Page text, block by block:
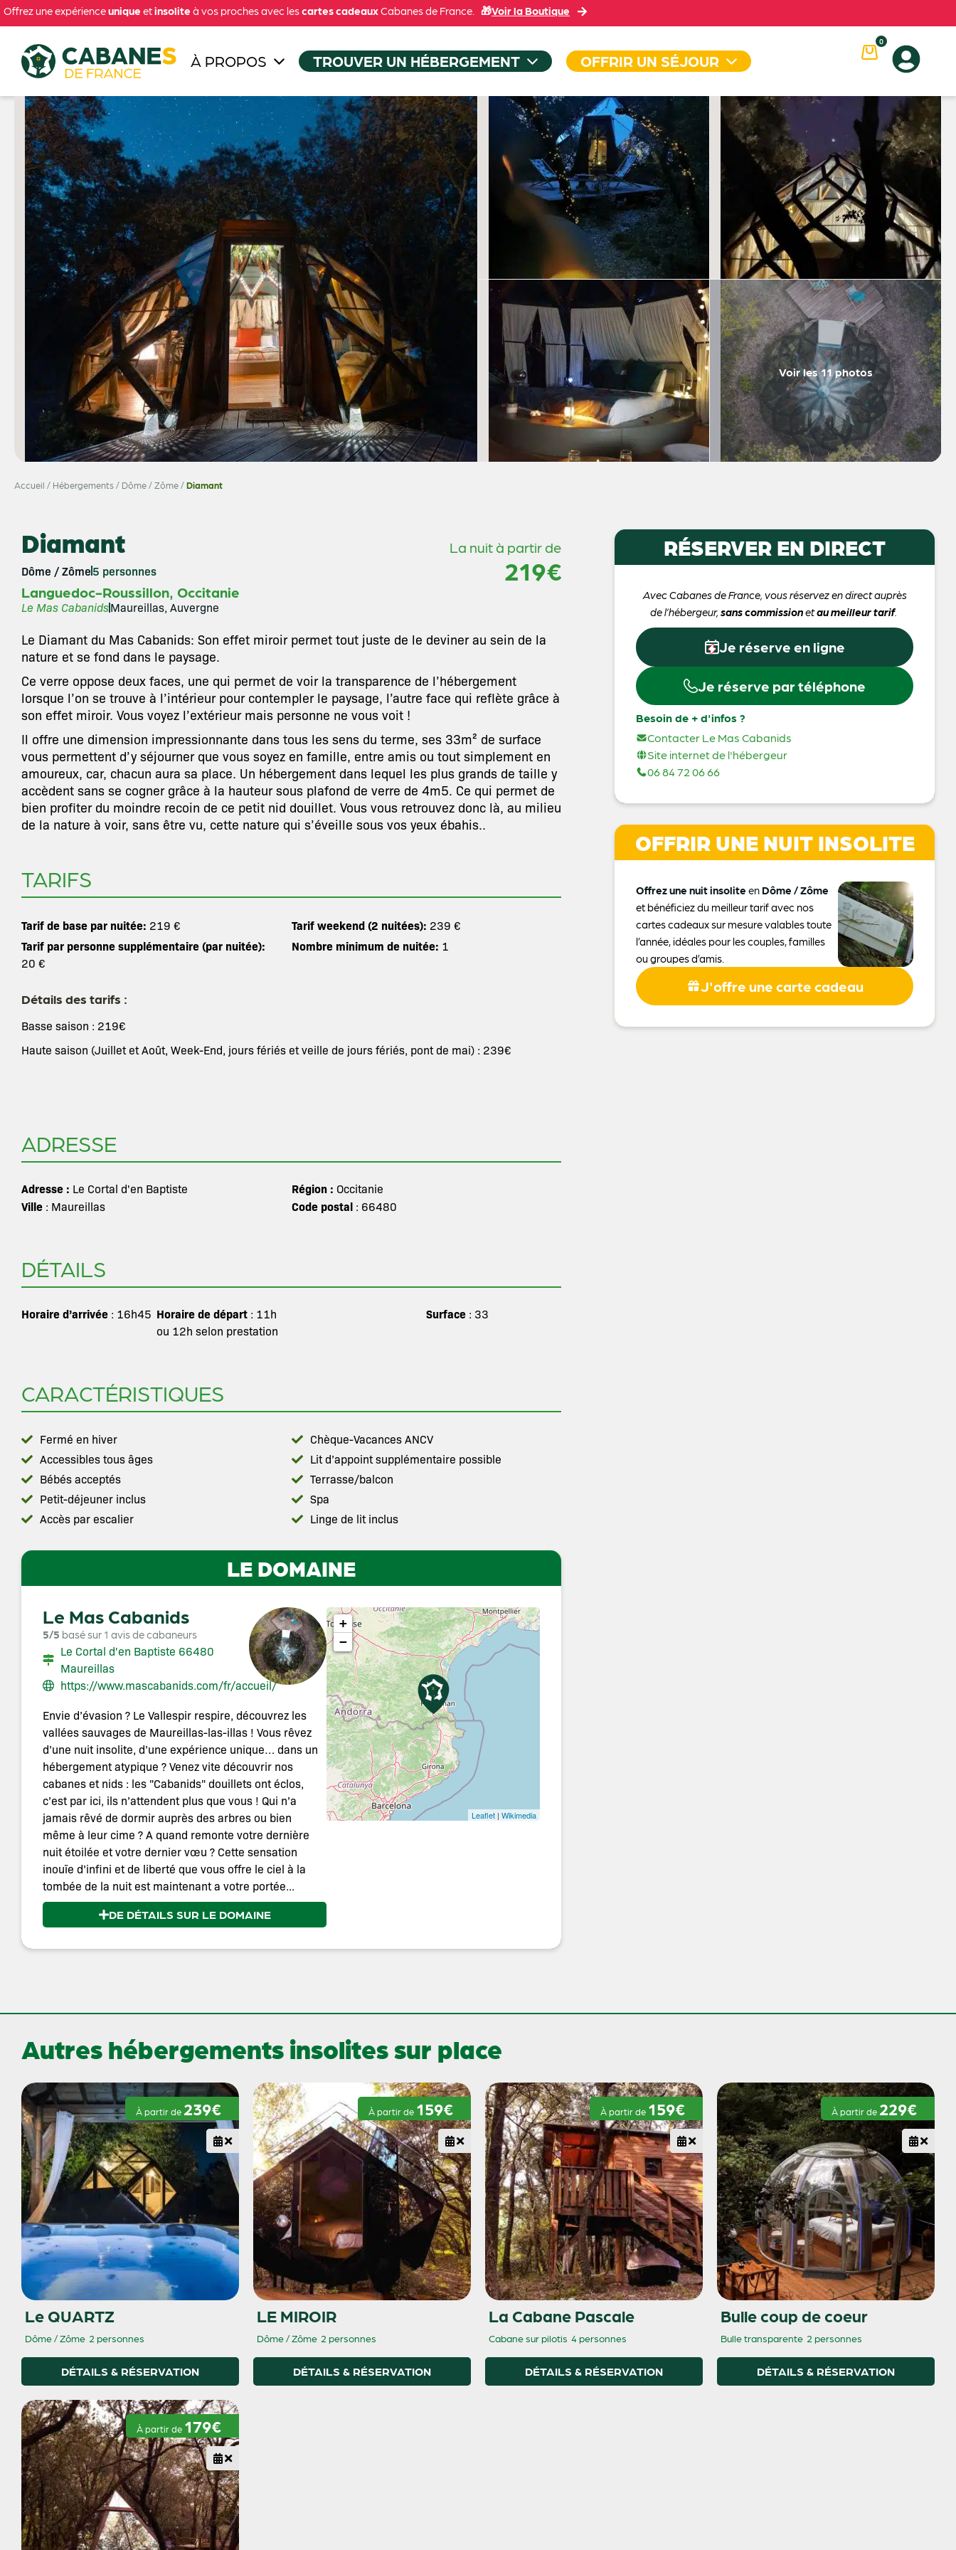
Offrez une expérienceunique etinsolite à vos proches avec lescartes cadeauxCabanes de France. 🎁Voir la Boutique
À PROPOS TROUVER UN HÉBERGEMENT OFFRIR UN SÉJOUR
0
Voir les 11 photos
Accueil / Hébergements/ Dôme / Zôme/Diamant
Diamant
Dôme / Zôme5 personnes
La nuit à partir de
219€
Languedoc-Roussillon, Occitanie
Le Mas CabanidsMaureillas, Auvergne
Le Diamant du Mas Cabanids: Son effet miroir permet tout juste de le deviner au sein de la
nature et se fond dans le paysage.
Ce verre oppose deux faces, une qui permet de voir la transparence de l’hébergement
lorsque l’on se trouve à l’intérieur pour contempler le paysage, l’autre face qui reflète grâce à
son effet miroir. Vous voyez l’extérieur mais personne ne vous voit !
Il offre une dimension impressionnante dans tous les sens du terme, ses 33m² de surface
vous permettent d’y séjourner que vous soyez en famille, entre amis ou tout simplement en
amoureux, car, chacun aura sa place. Un hébergement dans lequel les plus grands de taille y
accèdent sans se cogner grâce à la hauteur sous plafond de verre de 4m5. Ce qui permet de
bien profiter du moindre recoin de ce petit nid douillet. Vous vous retrouvez donc là, au milieu
de la nature à voir, sans être vu, cette nature qui s’éveille sous vos yeux ébahis..
TARIFS
Tarif de base par nuitée: 219 € Tarif weekend (2 nuitées): 239 €
Tarif par personne supplémentaire (par nuitée):
20 €
Nombre minimum de nuitée: 1
Détails des tarifs :
Basse saison : 219€
Haute saison (Juillet et Août, Week-End, jours fériés et veille de jours fériés, pont de mai) : 239€
ADRESSE
Adresse : Le Cortal d'en Baptiste
Ville : Maureillas
Région : Occitanie
Code postal: 66480
DÉTAILS
Horaire d’arrivée : 16h45 Horaire de départ: 11h
ou 12h selon prestation
Surface : 33
CARACTÉRISTIQUES
Fermé en hiver
Chèque-Vacances ANCV
Accessibles tous âges
Lit d’appoint supplémentaire possible
Bébés acceptés
Terrasse/balcon
Petit-déjeuner inclus
Spa
Accès par escalier
Linge de lit inclus
LE DOMAINE
Le Mas Cabanids
5/5 basé sur 1 avis de cabaneurs
Le Cortal d'en Baptiste 66480
Maureillas
https://www.mascabanids.com/fr/accueil/
Envie d’évasion ? Le Vallespir respire, découvrez les
vallées sauvages de Maureillas-las-illas ! Vous rêvez
d’une nuit insolite, d’une expérience unique… dans un
hébergement atypique ? Venez vite découvrir nos
cabanes et nids : les "Cabanids" douillets ont éclos,
c’est par ici, ils n’attendent plus que vous ! Qui n’a
jamais rêvé de dormir auprès des arbres ou bien
même à leur cime ? A quand remonte votre dernière
nuit étoilée et votre dernier vœu ? Cette sensation
inouïe d’infini et de liberté que vous offre le ciel à la
tombée de la nuit est maintenant a votre portée...
DE DÉTAILS SUR LE DOMAINE
+
−
Leaflet | Wikimedia
RÉSERVER EN DIRECT
Avec Cabanes de France, vous réservez en direct auprès
de l’hébergeur, sans commissionetau meilleur tarif.
Je réserve en ligne
Je réserve par téléphone
Besoin de + d'infos ?
Contacter Le Mas Cabanids
Site internet de l'hébergeur
06 84 72 06 66
OFFRIR UNE NUIT INSOLITE
Offrez une nuit insolite en Dôme / Zôme
et bénéficiez du meilleur tarif avec nos
cartes cadeaux sur mesure valables toute
l’année, idéales pour les couples, familles
ou groupes d’amis.
J'offre une carte cadeau
Autres hébergements insolites sur place
À partir de 239€
Le QUARTZ
Dôme / Zôme 2 personnes
DÉTAILS & RÉSERVATION
À partir de 159€
LE MIROIR
Dôme / Zôme 2 personnes
DÉTAILS & RÉSERVATION
À partir de 159€
La Cabane Pascale
Cabane sur pilotis 4 personnes
DÉTAILS & RÉSERVATION
À partir de 229€
Bulle coup de coeur
Bulle transparente 2 personnes
DÉTAILS & RÉSERVATION
À partir de 179€